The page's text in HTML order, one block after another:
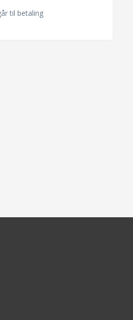
til betaling